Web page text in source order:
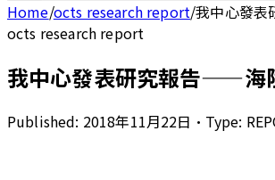
Home/octs research report/我中心發表
octs research report
我中心發表研究報告——海
Published: 2018年11月22日 • Type: